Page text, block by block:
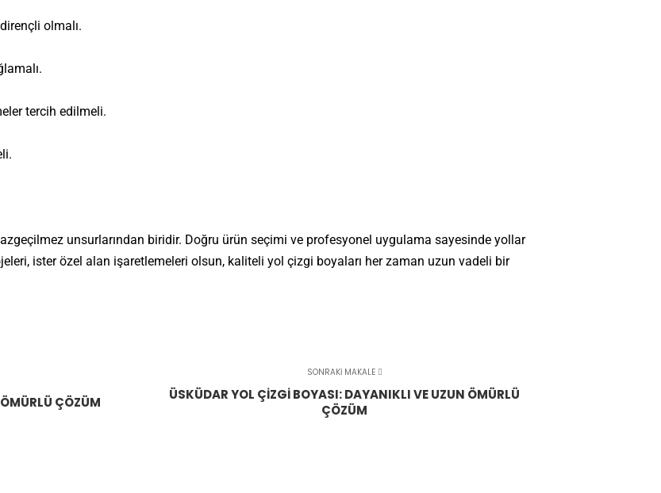
olmalı.
tercih edilmeli.
unsurlarından biridir. Doğru ürün seçimi ve profesyonel uygulama sayesinde yollar
ister özel alan işaretlemeleri olsun, kaliteli yol çizgi boyaları her zaman uzun vadeli bir
ÇÖZÜM
SONRAKI MAKALE
ÜSKÜDAR YOL ÇIZGI BOYASI: DAYANIKLI VE UZUN ÖMÜRLÜ
ÇÖZÜM